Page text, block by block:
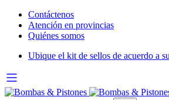
Contáctenos
Atención en provincias
Quiénes somos
Ubique el kit de sellos de acuerdo a